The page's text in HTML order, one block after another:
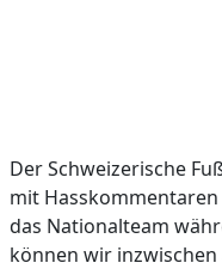
Der Schweizerische
mit
das Nationalteam
können wir